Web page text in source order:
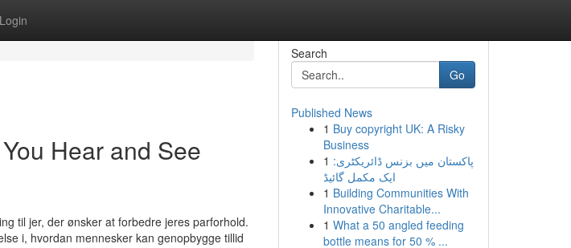
Login
Hear and See
til jer, der ønsker at forbedre jeres parforhold.
i, hvordan mennesker kan genopbygge tillid
Search
Go
Published News
1 Buy copyright UK: A Risky
Business
1 پاکستان میں بزنس ڈائریکٹری:
ایک مکمل گائیڈ
1 Building Communities With
Innovative Charitable...
1 What a 50 angled feeding
bottle means for 50 % ...